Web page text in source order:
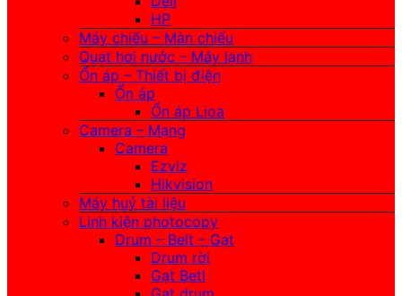
HP
Máy chiếu – Màn chiếu
Quạt hơi nước – Máy lạnh
Ổn áp – Thiết bị điện
Ổn áp
Ổn áp Lioa
Camera – Mạng
Camera
Ezviz
Hikvision
Máy huỷ tài liệu
Linh kiện photocopy
Drum – Belt – Gạt
Drum rời
Gạt Betl